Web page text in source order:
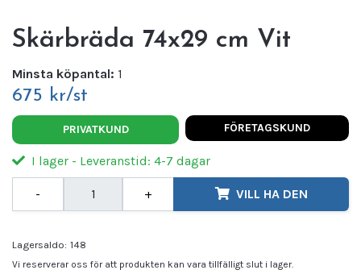
Skärbräda 74x29 cm Vit
Minsta köpantal: 1
675 kr/st
PRIVATKUND FÖRETAGSKUND
I lager - Leveranstid: 4-7 dagar
- + VILL HA DEN
Lagersaldo: 148
Vi reserverar oss för att produkten kan vara tillfälligt slut i lager.